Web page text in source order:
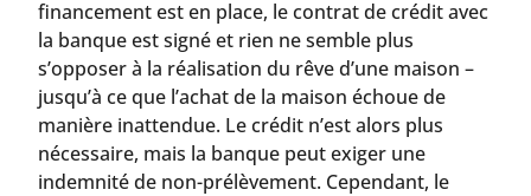
financement est en place, le contrat de crédit avec
la banque est signé et rien ne semble plus
s’opposer à la réalisation du rêve d’une maison –
jusqu’à ce que l’achat de la maison échoue de
manière inattendue. Le crédit n’est alors plus
nécessaire, mais la banque peut exiger une
indemnité de non-prélèvement. Cependant, le